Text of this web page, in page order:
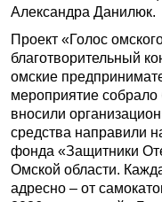
Александра Данилюк.
Проект «Голос
благотворительный
омские
мероприятие собрало
вносили
средства направили
фонда «Защитники
Омской области.
адресно – от